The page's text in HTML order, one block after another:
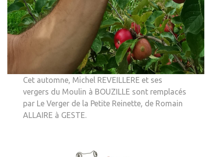
Cet automne, Michel REVEILLERE et ses
vergers du Moulin à BOUZILLE sont remplacés
par Le Verger de la Petite Reinette, de Romain
ALLAIRE à GESTE.